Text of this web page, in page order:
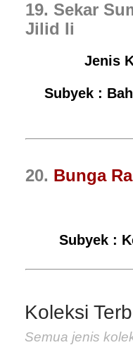
19. Sekar
Jilid Ii
Jenis
Subyek :
20. Bunga
Subyek :
Koleksi
Semua jenis
Jejak Langkah
Penerbit :Lentera